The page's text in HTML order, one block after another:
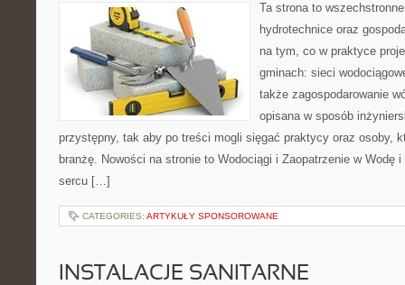
Ta strona to
hydrotechnice oraz
na tym, co w praktyce
gminach: sieci
także zagospodarowanie
opisana w sposób
przystępny, tak aby po treści mogli sięgać praktycy oraz osoby,
branżę. Nowości na stronie to Wodociągi i Zaopatrzenie w Wodę
sercu […]
CATEGORIES: ARTYKUŁY SPONSOROWANE
INSTALACJE SANITARNE